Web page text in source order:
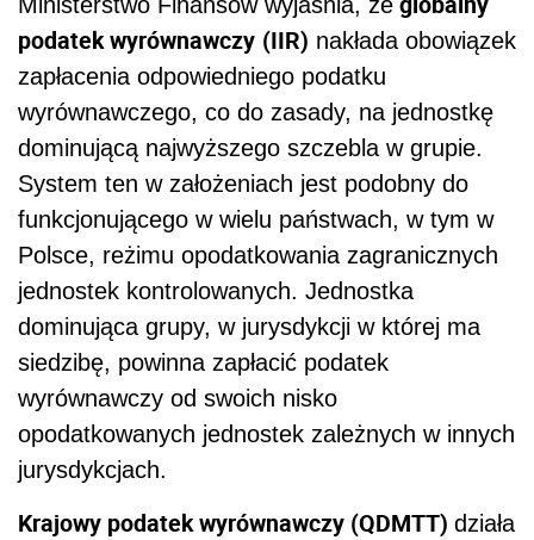
podatek wyrównawczy (IIR) nakłada obowiązek
zapłacenia odpowiedniego podatku
wyrównawczego, co do zasady, na jednostkę
dominującą najwyższego szczebla w grupie.
System ten w założeniach jest podobny do
funkcjonującego w wielu państwach, w tym w
Polsce, reżimu opodatkowania zagranicznych
jednostek kontrolowanych. Jednostka
dominująca grupy, w jurysdykcji w której ma
siedzibę, powinna zapłacić podatek
wyrównawczy od swoich nisko
opodatkowanych jednostek zależnych w innych
jurysdykcjach.
Krajowy podatek wyrównawczy (QDMTT) działa